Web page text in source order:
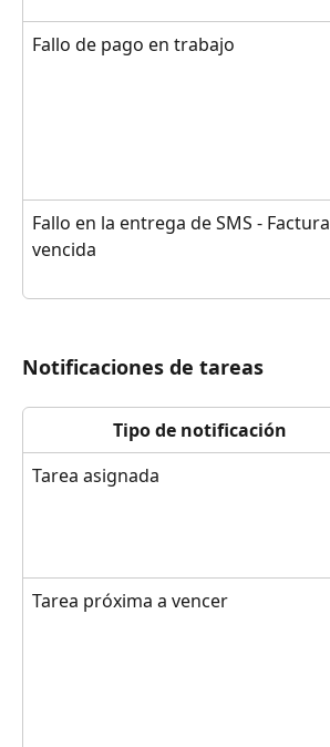
Fallo de pago en trabajo
Fallo en la entrega de SMS - Factura
vencida
Notificaciones de tareas
Tipo de notificación
Tarea asignada
Tarea próxima a vencer